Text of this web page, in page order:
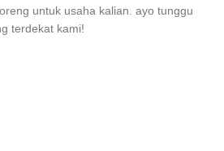
untuk usaha kalian. ayo tunggu
terdekat kami!